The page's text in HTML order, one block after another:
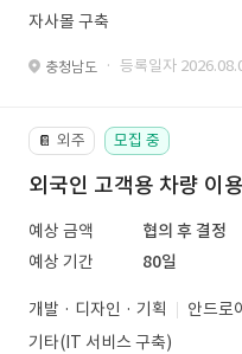
자사몰 구축
충청남도 · 등록일자
📔 외주 모집 중
외국인 고객용 차량 이
예상 금액
협의 후 결정
예상 기간
80일
개발 · 디자인 · 기획
안드로
기타(IT 서비스 구축)